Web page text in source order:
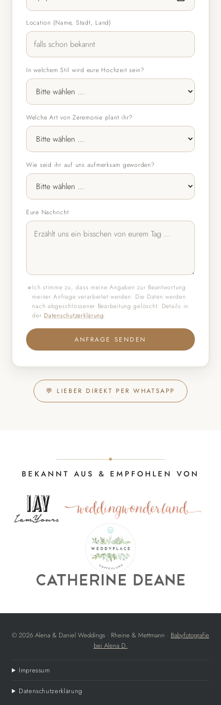
Location (Name, Stadt, Land)
In welchem Stil wird eure Hochzeit sein?
Welche Art von Zeremonie plant ihr?
Wie seid ihr auf uns aufmerksam geworden?
Eure Nachricht
Ich stimme zu, dass meine Angaben zur Beantwortung
meiner Anfrage verarbeitet werden. Die Daten werden
nach abgeschlossener Bearbeitung gelöscht. Details in
der Datenschutzerklärung.
ANFRAGE SENDEN
💬 LIEBER DIREKT PER WHATSAPP
BEKANNT AUS & EMPFOHLEN VON
© 2026 Alena & Daniel Weddings · Rheine & Mettmann · Babyfotografie
bei Alena D.
Impressum
Datenschutzerklärung